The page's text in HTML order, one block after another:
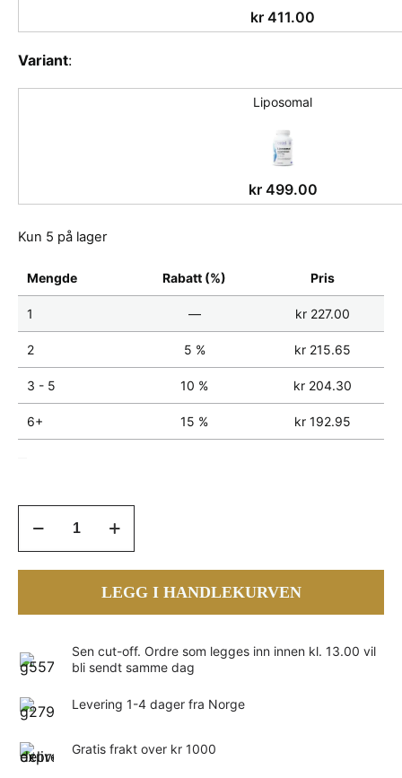
kr 411.00
Variant:
Liposomal
kr499.00
Kun 5 på lager
Mengde Rabatt (%) Pris
1 — kr227.00
2 5 % kr215.65
3 - 5 10 % kr204.30
6+ 15 % kr192.95
120
mg
+
–
vegkapsler
antall
LEGG I HANDLEKURVEN
Sen cut-off. Ordre som legges inn innen kl. 13.00 vil
bli sendt samme dag
Levering 1-4 dager fra Norge
Gratis frakt over kr 1000